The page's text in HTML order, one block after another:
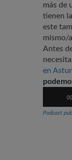
más de
tienen
este
mismo/
Antes
en
audio
Podcast